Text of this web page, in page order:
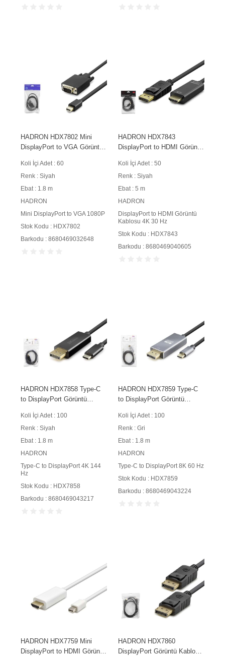
HADRON HDX7802 Mini
DisplayPort to VGA Görüntü
Koli İçi Adet : 60
Renk : Siyah
Ebat : 1.8 m
HADRON
Mini DisplayPort to VGA 1080P
Stok Kodu : HDX7802
Barkodu : 8680469032648
HADRON HDX7843
DisplayPort to HDMI Görüntü
Koli İçi Adet : 50
Renk : Siyah
Ebat : 5 m
HADRON
DisplayPort to HDMI Görüntü
Kablosu 4K 30 Hz
Stok Kodu : HDX7843
Barkodu : 8680469040605
HADRON HDX7858 Type-C
to DisplayPort Görüntü
Siyah
Koli İçi Adet : 100
Renk : Siyah
Ebat : 1.8 m
HADRON
Type-C to DisplayPort 4K 144
Hz
Stok Kodu : HDX7858
Barkodu : 8680469043217
HADRON HDX7859 Type-C
to DisplayPort Görüntü
Koli İçi Adet : 100
Renk : Gri
Ebat : 1.8 m
HADRON
Type-C to DisplayPort 8K 60 Hz
Stok Kodu : HDX7859
Barkodu : 8680469043224
HADRON HDX7759 Mini
DisplayPort to HDMI Görüntü
HADRON HDX7860
DisplayPort Görüntü Kablosu